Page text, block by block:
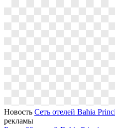
Новость Сеть отелей Bahia
рекламы